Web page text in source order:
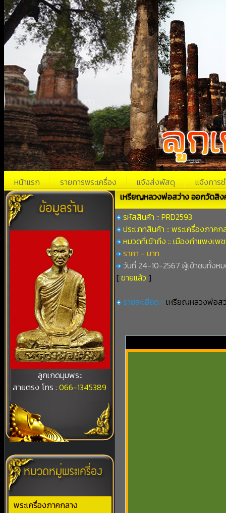
หน้าแรก รายการพระเครื่อง แจ้งส่งพัสดุ แจ้งการช
ลูกเกดมุมพระ
สายตรง โทร :066-1345389
พระเครื่องภาคกลาง
เหรียญหลวงพ่อสว่าง ออกวัดสิง
รหัสสินค้า :: PRD2593
ประเภทสินค้า :: พระเครื่องภาคก
หมวดที่เข้าถึง :: เมืองกำแพงเพ
ราคา - บาท
วันที่ 24-10-2567 ผู้เข้าชมทั้งห
[ขายแล้ว ]
รายละเอียด :: เหรียญหลวงพ่อส